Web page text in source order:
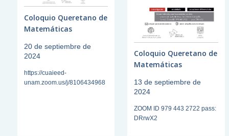
Coloquio Queretano de
Matemáticas
20 de septiembre de
2024
https://cuaieed-
unam.zoom.us/j/8106434968
Coloquio Queretano de
Matemáticas
13 de septiembre de
2024
ZOOM ID 979 443 2722 pass:
DRrwX2